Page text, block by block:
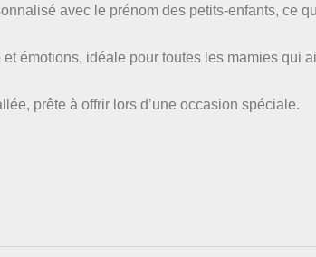
avec le prénom des petits-enfants, ce
émotions, idéale pour toutes les mamies qui
prête à offrir lors d’une occasion spéciale.